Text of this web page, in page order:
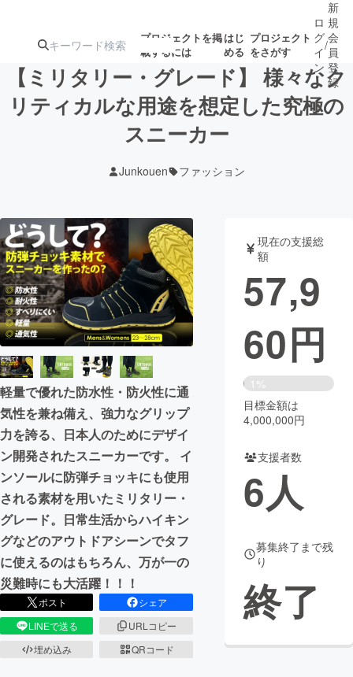
プロジェクトを掲
載するには
はじ
める
プロジェクト
をさがす
注目の新着プロ募集終了が近いプ
テクノロジー・ガジェット
映像・映画 書籍・雑誌
ビジネス・起業 チャレンジ
まちづくり・地域活性化
CAMPFIRE for Social Good
CAMPFIRE Creation
CAMPFIREふるさと納税machi-ya コミュニティ
ロ
グ
イ
ン
/
新
規
会
員
登
録
【ミリタリー・グレード】 様々なク
リティカルな用途を想定した究極の
スニーカー
Junkouen ファッション
軽量で優れた防水性・防火性に通
気性を兼ね備え、強力なグリップ
力を誇る、日本人のためにデザイ
ン開発されたスニーカーです。 イ
ンソールに防弾チョッキにも使用
される素材を用いたミリタリー・
グレード。日常生活からハイキン
グなどのアウトドアシーンでタフ
に使えるのはもちろん、万が一の
災難時にも大活躍！！！
ポスト
シェア
LINEで送る
URLコピー
埋め込み
QRコード
現在の支援総
額
57,9
60円
1%
目標金額は
4,000,000円
支援者数
6人
募集終了まで残
り
終了